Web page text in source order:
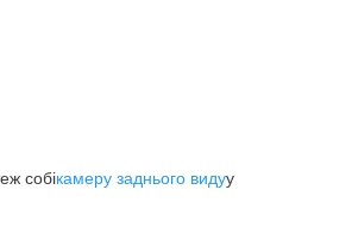
собікамеру заднього видуу